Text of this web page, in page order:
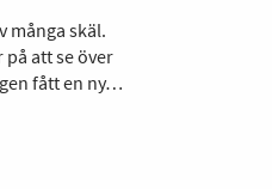
många skäl.
att se över
fått en ny…